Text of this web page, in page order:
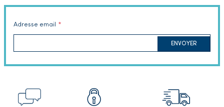
Adresse email
ENVOYER